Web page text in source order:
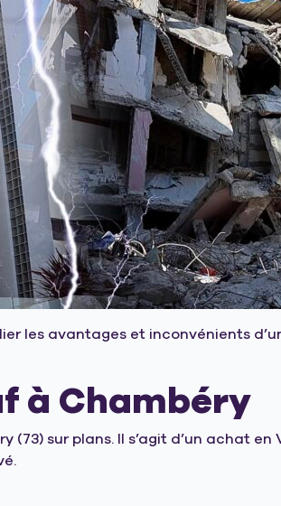
les avantages et inconvénients
à Chambéry
sur plans. Il s’agit d’un achat